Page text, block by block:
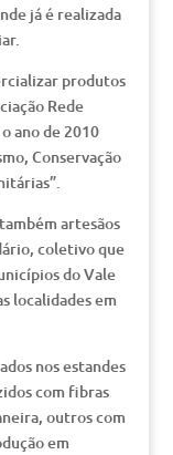
já é realizada
produtos
Rede
ano de 2010
Conservação
artesãos
coletivo que
do Vale
localidades em
nos estandes
com fibras
outros com
em